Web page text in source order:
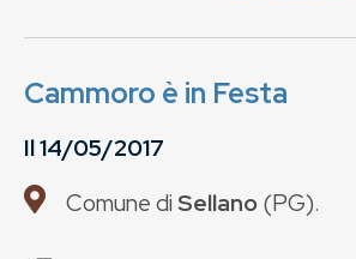
Cammoro è in Festa
Il14/05/2017
Comune diSellano(PG).